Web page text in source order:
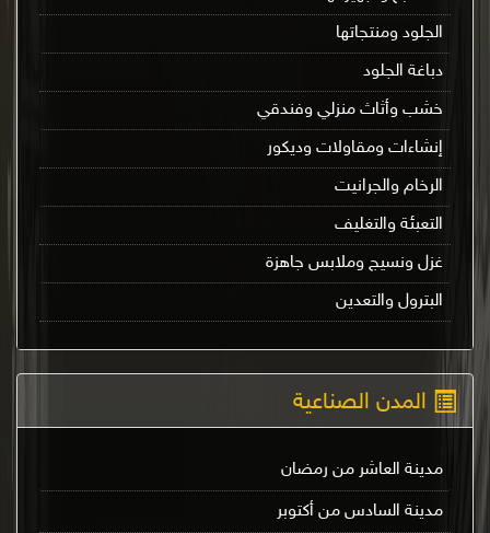
الجلود ومنتجاتها
دباغة الجلود
خشب وأثاث منزلي وفندقي
إنشاءات ومقاولات وديكور
الرخام والجرانيت
التعبئة والتغليف
غزل ونسيج وملابس جاهزة
البترول والتعدين
المدن الصناعية
مدينة العاشر من رمضان
مدينة السادس من أكتوبر